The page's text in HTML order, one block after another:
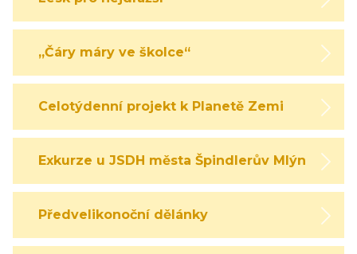
„Čáry máry ve školce“
Celotýdenní projekt k Planetě Zemi
Exkurze u JSDH města Špindlerův Mlýn
Předvelikonoční dělánky